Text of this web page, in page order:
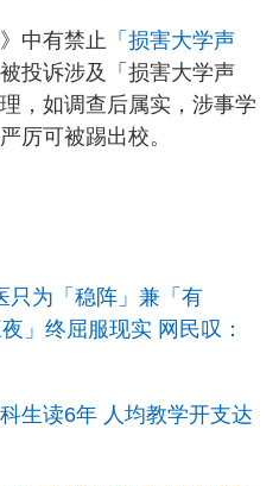
中有禁止 「损害大学声
投诉涉及「损害大学声
，如调查后属实，涉事学
厉可被踢出校。
只为「稳阵」兼「有
」终屈服现实 网民叹：
生读6年 人均教学开支达